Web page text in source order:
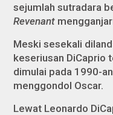
sejumlah sutradara
Revenant
Meski sesekali
keseriusan DiCaprio
dimulai pada 1990-
menggondol Oscar.
Lewat Leonardo